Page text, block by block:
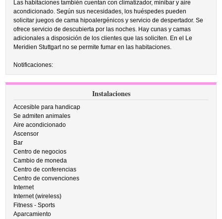
Las habitaciones también cuentan con climatizador, minibar y aire
acondicionado. Según sus necesidades, los huéspedes pueden
solicitar juegos de cama hipoalergénicos y servicio de despertador. Se
ofrece servicio de descubierta por las noches. Hay cunas y camas
adicionales a disposición de los clientes que las soliciten. En el Le
Meridien Stuttgart no se permite fumar en las habitaciones.
Notificaciones:
Instalaciones
Accesible para handicap
Se admiten animales
Aire acondicionado
Ascensor
Bar
Centro de negocios
Cambio de moneda
Centro de conferencias
Centro de convenciones
Internet
Internet (wireless)
Fitness - Sports
Aparcamiento